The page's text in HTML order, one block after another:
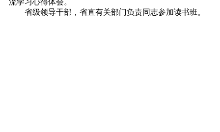
流学习心得体会。
省级领导干部，省直有关部门负责同志参加读书班。